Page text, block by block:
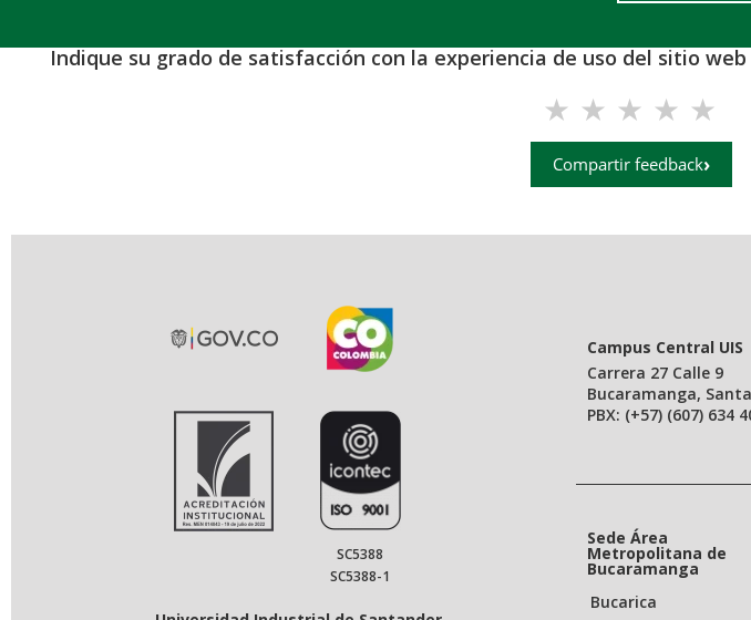
Indique su grado de satisfacción con la experiencia de uso del sitio